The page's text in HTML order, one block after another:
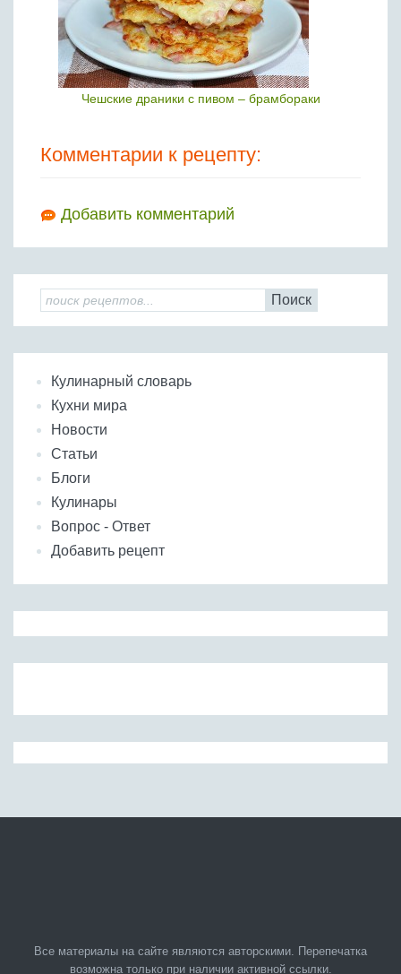
Чешские драники с пивом – брамбораки
Комментарии к рецепту:
Добавить комментарий
Поиск
Кулинарный словарь
Кухни мира
Новости
Статьи
Блоги
Кулинары
Вопрос - Ответ
Добавить рецепт
Все материалы на сайте являются авторскими. Перепечатка
возможна только при наличии активной ссылки.